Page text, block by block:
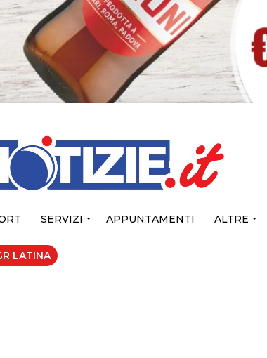
SERVIZI APPUNTAMENTI ALTRE
LATINA